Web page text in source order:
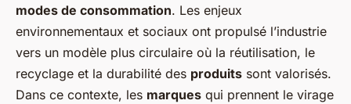
modes de consommation. Les enjeux
environnementaux et sociaux ont propulsé l’industrie
vers un modèle plus circulaire où la réutilisation, le
recyclage et la durabilité des produits sont valorisés.
Dans ce contexte, les marques qui prennent le virage